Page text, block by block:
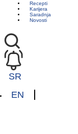
Recepti
Karijera
Saradnja
Novosti
SR
EN